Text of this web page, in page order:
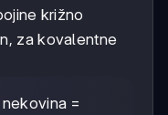
križno
za kovalentne
=